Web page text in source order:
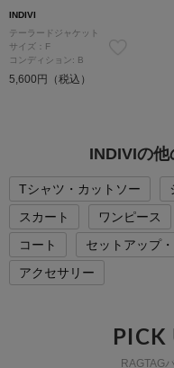
INDIVI
テーラードジャケット
サイズ：F
コンディション: B
5,600円（税込）
INDIVIの
Tシャツ・カットソー
スカート
ワンピース
コート
セットアップ
アクセサリー
PICK
RAGTAG